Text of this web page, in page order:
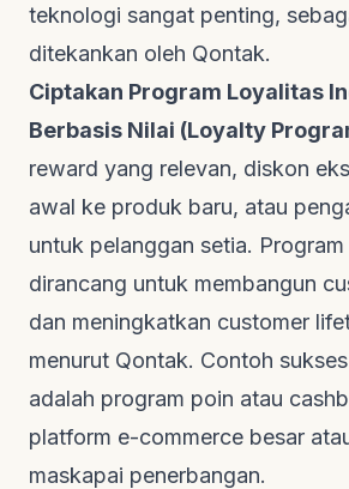
teknologi sangat penting,
ditekankan oleh Qontak.
Ciptakan Program Loyalitas
Berbasis Nilai (Loyalty
reward yang relevan, diskon
awal ke produk baru, atau
untuk pelanggan setia. Program
dirancang untuk membangun
dan meningkatkan customer
menurut Qontak. Contoh
adalah program poin atau
platform e-commerce besar
maskapai penerbangan.